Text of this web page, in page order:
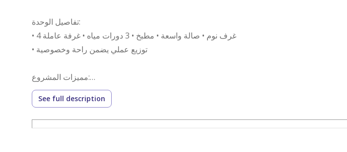
تفاصيل الوحدة:
• توزيع عملي يضمن راحة وخصوصية
مميزات المشروع:
• موقع مميز على شارع رئيسي
• تصميم حديث
• مصعد
See full description